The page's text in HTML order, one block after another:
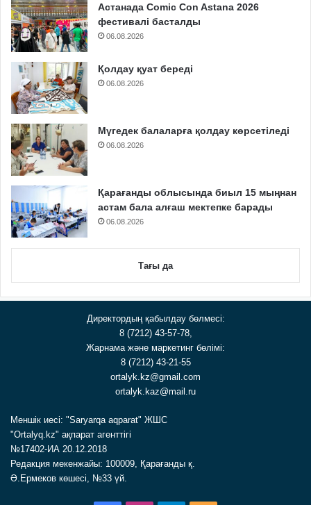
Астанада Comic Con Astana 2026
фестивалі басталды
06.08.2026
Қолдау қуат береді
06.08.2026
Мүгедек балаларға қолдау көрсетіледі
06.08.2026
Қарағанды облысында биыл 15 мыңнан
астам бала алғаш мектепке барады
06.08.2026
Тағы да
Директордың қабылдау бөлмесі:
8 (7212) 43-57-78,
Жарнама және маркетинг бөлімі:
8 (7212) 43-21-55
ortalyk.kz@gmail.com
ortalyk.kaz@mail.ru
Меншік иесі: "Saryarqa aqparat" ЖШС
"Ortalyq.kz" ақпарат агенттігі
№17402-ИА 20.12.2018
Редакция мекенжайы: 100009, Қарағанды қ.
Ә.Ермеков көшесі, №33 үй.